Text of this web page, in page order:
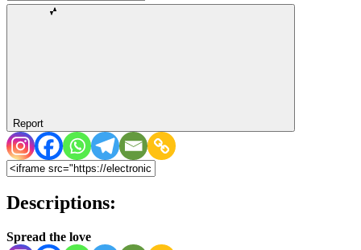
Report
Descriptions:
Spread the love